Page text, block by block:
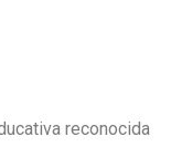
reconocida